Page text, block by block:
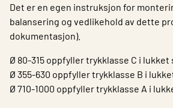
Choose languge
Det er en egen instruksjon for
balansering og vedlikehold av dette
dokumentasjon).
Ø 80-315 oppfyller trykklasse C i lukket
Ø 355-630 oppfyller trykklasse B i
Ø 710-1000 oppfyller trykklasse A i